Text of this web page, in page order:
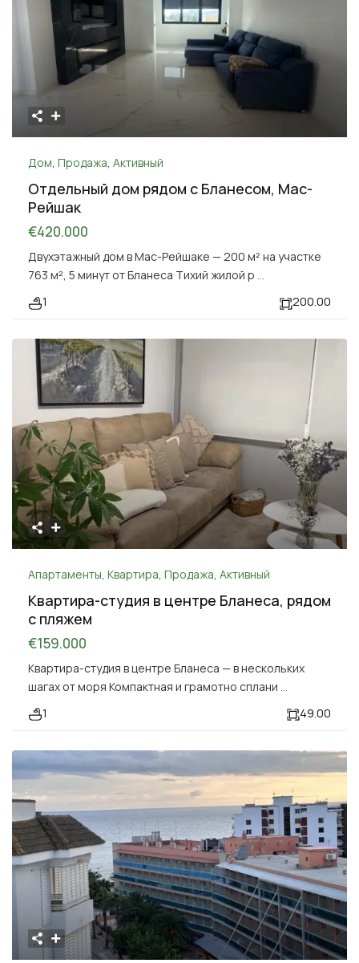
Дом, Продажа, Активный
Отдельный дом рядом с Бланесом, Мас-
Рейшак
€420.000
Двухэтажный дом в Мас-Рейшаке — 200 м² на участке
763 м², 5 минут от Бланеса Тихий жилой р ...
1
200.00
Апартаменты Квартира Продажа Активный
Квартира-студия в центре Бланеса, рядом
с пляжем
€159.000
Квартира-студия в центре Бланеса — в нескольких
шагах от моря Компактная и грамотно сплани
1
49.00